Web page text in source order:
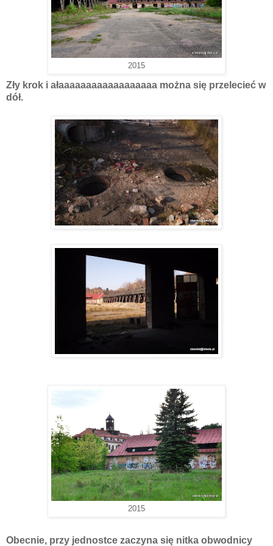
2015
Zły krok i ałaaaaaaaaaaaaaaaaaa można się przelecieć w
dół.
2015
Obecnie, przy jednostce zaczyna się nitka obwodnicy